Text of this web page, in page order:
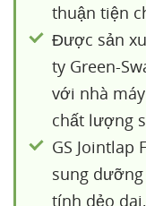
thuận tiện
Được sản
ty Green-
với nhà
chất lượng
GS Jointlap
sung
tính dẻo